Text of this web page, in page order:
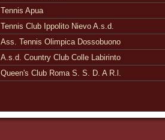
Tennis Apua
Tennis Club Ippolito Nievo A.s.d.
Ass. Tennis Olimpica Dossobuono
A.s.d. Country Club Colle Labirinto
Queen's Club Roma S. S. D. A R.l.